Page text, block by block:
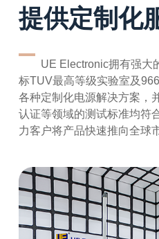
提供定制化
UE Electronic拥有强大
标TUV最高等级实验室及
各种定制化电源解决方案，
认证等领域的测试标准均符
力客户将产品快速推向全球